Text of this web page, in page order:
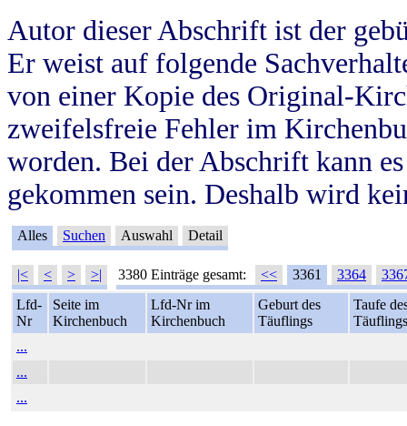
Autor dieser Abschrift ist der
Er weist auf folgende
von einer Kopie des Original-
zweifelsfreie Fehler im
worden. Bei der Abschrift kann
gekommen sein. Deshalb wird
Alles Suchen Auswahl Detail
|< < > >| 3380 Einträge gesamt: << 3361 3364
Lfd-
Nr
Seite im
Kirchenbuch
Lfd-Nr im
Kirchenbuch
Geburt des
Täuflings
Taufe
Täuflings
...
...
...